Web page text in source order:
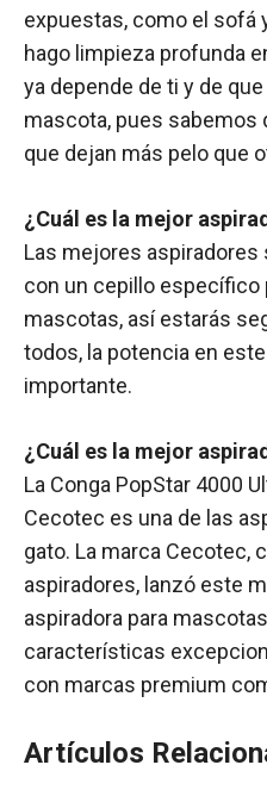
expuestas, como el sofá
hago limpieza profunda
ya depende de ti y de
mascota, pues sabemos
que dejan más pelo que
¿Cuál es la mejor
Las mejores aspiradores
con un cepillo específico
mascotas, así estarás
todos, la potencia en
importante.
¿Cuál es la mejor
La Conga PopStar 4000
Cecotec es una de las
gato. La marca Cecotec,
aspiradores, lanzó este
aspiradora para
características
con marcas premium
Artículos